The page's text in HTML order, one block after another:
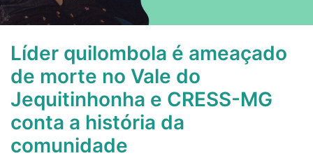
Líder quilombola é ameaçado
de morte no Vale do
Jequitinhonha e CRESS-MG
conta a história da
comunidade